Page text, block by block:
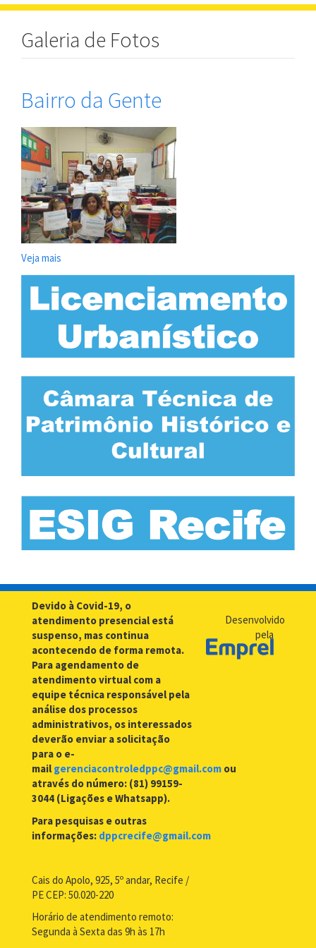
Galeria de Fotos
Bairro da Gente
Veja mais
Bairro
Gente
Devido à Covid-19, o
atendimento presencial está
suspenso, mas continua
acontecendo de forma remota.
Para agendamento de
atendimento virtual com a
equipe técnica responsável pela
análise dos processos
administrativos, os interessados
deverão enviar a solicitação
para o e-
mail gerenciacontroledppc@gmail.com ou
através do número: (81) 99159-
3044 (Ligações e Whatsapp).
Para pesquisas e outras
informações: dppcrecife@gmail.com
Cais do Apolo, 925, 5º andar, Recife /
PE CEP: 50.020-220
Horário de atendimento remoto:
Segunda à Sexta das 9h às 17h
Desenvolvido
pela